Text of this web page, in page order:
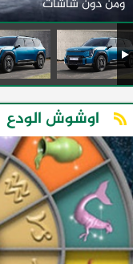
ومن دون شاشات
اوشوش الودع